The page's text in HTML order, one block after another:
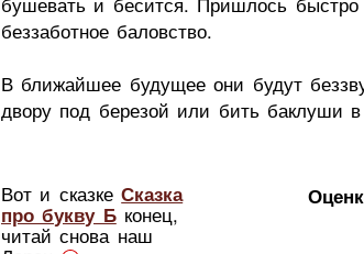
беззаботное баловство.
В ближайшее будущее они будут
двору под березой или бить баклуши
Вот и сказкеСказка
про букву Бконец,
читай снова наш